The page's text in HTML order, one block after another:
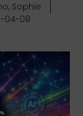
Sophie
04-08